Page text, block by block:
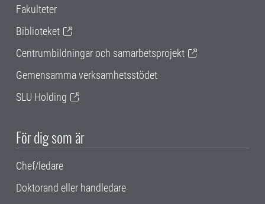
Fakulteter
Biblioteket
Centrumbildningar och samarbetsprojekt
Gemensamma verksamhetsstödet
SLU Holding
För dig som är
Chef/ledare
Doktorand eller handledare